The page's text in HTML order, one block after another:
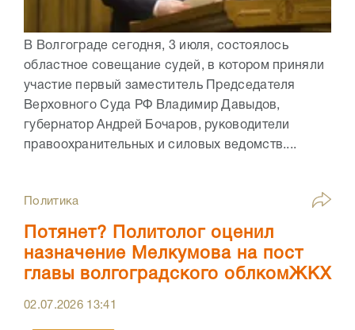
В Волгограде сегодня, 3 июля, состоялось
областное совещание судей, в котором приняли
участие первый заместитель Председателя
Верховного Суда РФ Владимир Давыдов,
губернатор Андрей Бочаров, руководители
правоохранительных и силовых ведомств....
Политика
Потянет? Политолог оценил
назначение Мелкумова на пост
главы волгоградского облкомЖКХ
02.07.2026 13:41